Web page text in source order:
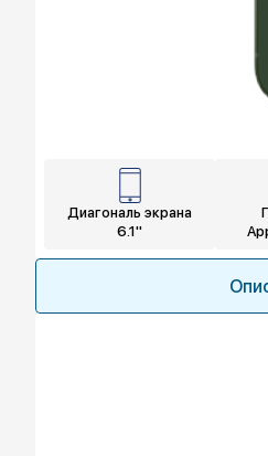
Диагональ экрана
6.1"